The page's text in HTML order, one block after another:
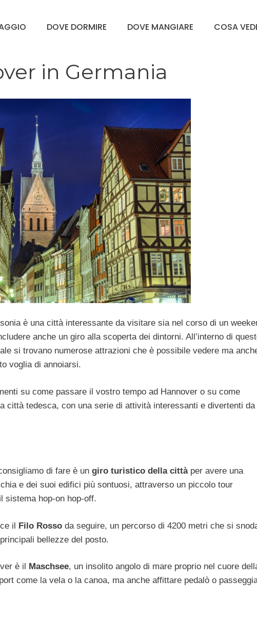
DOVE DORMIRE DOVE MANGIARE COSA
in Germania
è una città interessante da visitare sia nel corso di un
anche un giro alla scoperta dei dintorni. All’interno di
si trovano numerose attrazioni che è possibile vedere ma
voglia di annoiarsi.
su come passare il vostro tempo ad Hannover o su come
città tedesca, con una serie di attività interessanti e divertenti da
di fare è un giro turistico della cittàper avere una
e dei suoi edifici più sontuosi, attraverso un piccolo tour
sistema hop-on hop-off.
il Filo Rosso da seguire, un percorso di 4200 metri che si
bellezze del posto.
è il Maschsee, un insolito angolo di mare proprio nel cuore
come la vela o la canoa, ma anche affittare pedalò o